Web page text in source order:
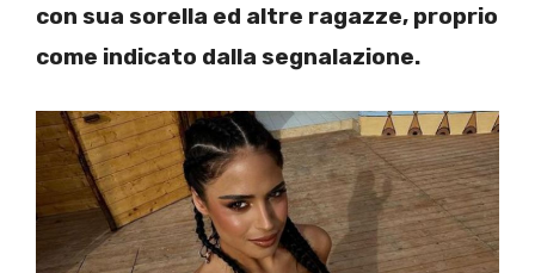
con sua sorella ed altre ragazze, proprio
come indicato dalla segnalazione.